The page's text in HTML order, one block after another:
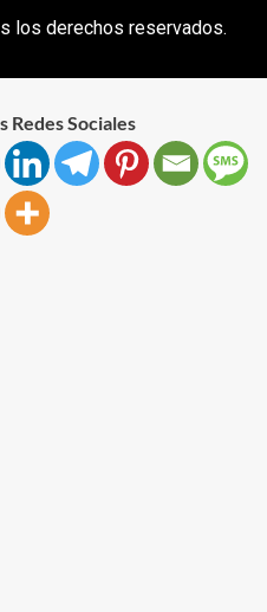
los derechos reservados.
Redes Sociales